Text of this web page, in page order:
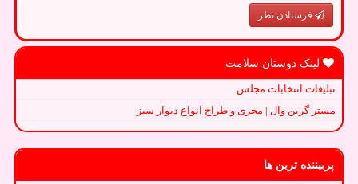
فرستادن نظر
لینک دوستان سلامت
تبلیغات انتخابات مجلس
مستر گرین وال | مجری و طراح انواع دیوار سبز
پربیننده ترین ها